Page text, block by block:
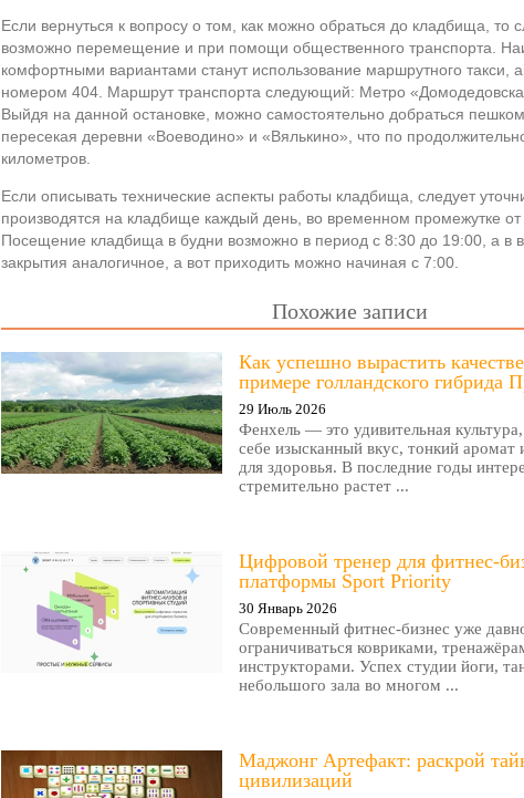
Если вернуться к вопросу о том, как можно обраться до кладбища, то
возможно перемещение и при помощи общественного транспорта.
комфортными вариантами станут использование маршрутного такси,
номером 404. Маршрут транспорта следующий: Метро
Выйдя на данной остановке, можно самостоятельно добраться
пересекая деревни «Воеводино» и «Вялькино», что по
километров.
Если описывать технические аспекты работы кладбища, следует
производятся на кладбище каждый день, во временном промежутке от
Посещение кладбища в будни возможно в период с 8:30 до 19:00, а в
закрытия аналогичное, а вот приходить можно начиная с 7:00.
Похожие записи
Как успешно вырастить
примере голландского гибрида
29 Июль 2026
Фенхель — это удивительная
себе изысканный вкус, тонкий аромат
для здоровья. В последние годы
стремительно растет ...
Цифровой тренер для фитнес-
платформы Sport Priority
30 Январь 2026
Современный фитнес-бизнес уже
ограничиваться ковриками,
инструкторами. Успех студии йоги,
небольшого зала во многом ...
Маджонг Артефакт: раскрой
цивилизаций